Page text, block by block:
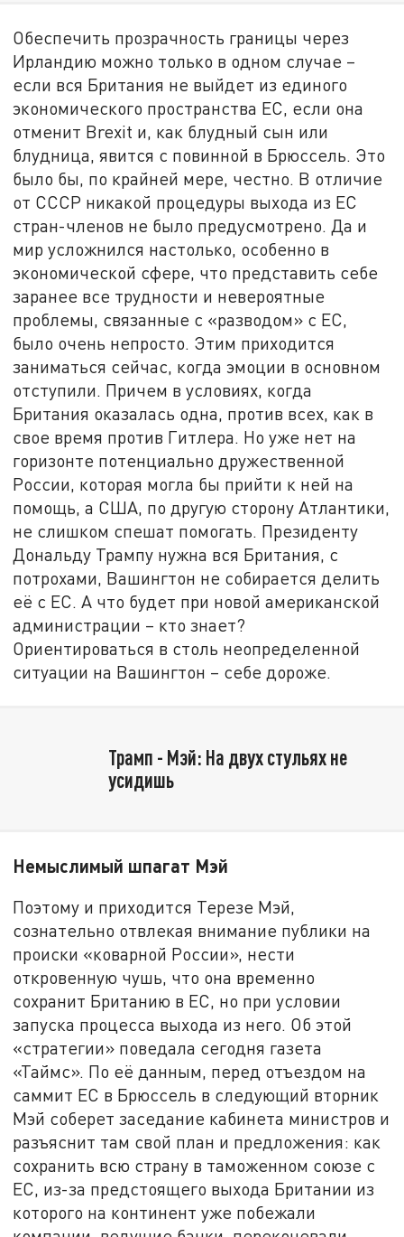
Обеспечить прозрачность границы через
Ирландию можно только в одном случае –
если вся Британия не выйдет из единого
экономического пространства ЕС, если она
отменит Brexit и, как блудный сын или
блудница, явится с повинной в Брюссель. Это
было бы, по крайней мере, честно. В отличие
от СССР никакой процедуры выхода из ЕС
стран-членов не было предусмотрено. Да и
мир усложнился настолько, особенно в
экономической сфере, что представить себе
заранее все трудности и невероятные
проблемы, связанные с «разводом» с ЕС,
было очень непросто. Этим приходится
заниматься сейчас, когда эмоции в основном
отступили. Причем в условиях, когда
Британия оказалась одна, против всех, как в
свое время против Гитлера. Но уже нет на
горизонте потенциально дружественной
России, которая могла бы прийти к ней на
помощь, а США, по другую сторону Атлантики,
не слишком спешат помогать. Президенту
Дональду Трампу нужна вся Британия, с
потрохами, Вашингтон не собирается делить
её с ЕС. А что будет при новой американской
администрации – кто знает?
Ориентироваться в столь неопределенной
ситуации на Вашингтон – себе дороже.
Трамп - Мэй: На двух стульях не
усидишь
Немыслимый шпагат Мэй
Поэтому и приходится Терезе Мэй,
сознательно отвлекая внимание публики на
происки «коварной России», нести
откровенную чушь, что она временно
сохранит Британию в ЕС, но при условии
запуска процесса выхода из него. Об этой
«стратегии» поведала сегодня газета
«Таймс». По её данным, перед отъездом на
саммит ЕС в Брюссель в следующий вторник
Мэй соберет заседание кабинета министров и
разъяснит там свой план и предложения: как
сохранить всю страну в таможенном союзе с
ЕС, из-за предстоящего выхода Британии из
которого на континент уже побежали